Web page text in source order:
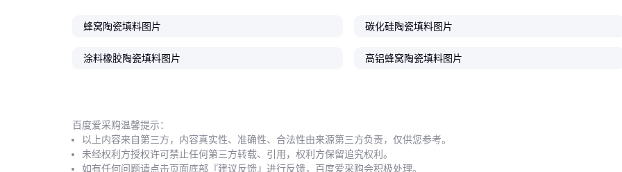
得深思。当你在陶瓷催化剂载体
住：最适合当前工艺阶段的，才是性价比最高的选择。
蜂窝陶瓷填料图片 碳化硅陶瓷填料图片
涂料橡胶陶瓷填料图片 高铝蜂窝陶瓷填料图片
百度爱采购温馨提示：
以上内容来自第三方，内容真实性、准确性、合法性由来源第三方负责，仅供您参考。
未经权利方授权许可禁止任何第三方转载、引用，权利方保留追究权利。
如有任何问题请点击页面底部『建议反馈』进行反馈，百度爱采购会积极处理。